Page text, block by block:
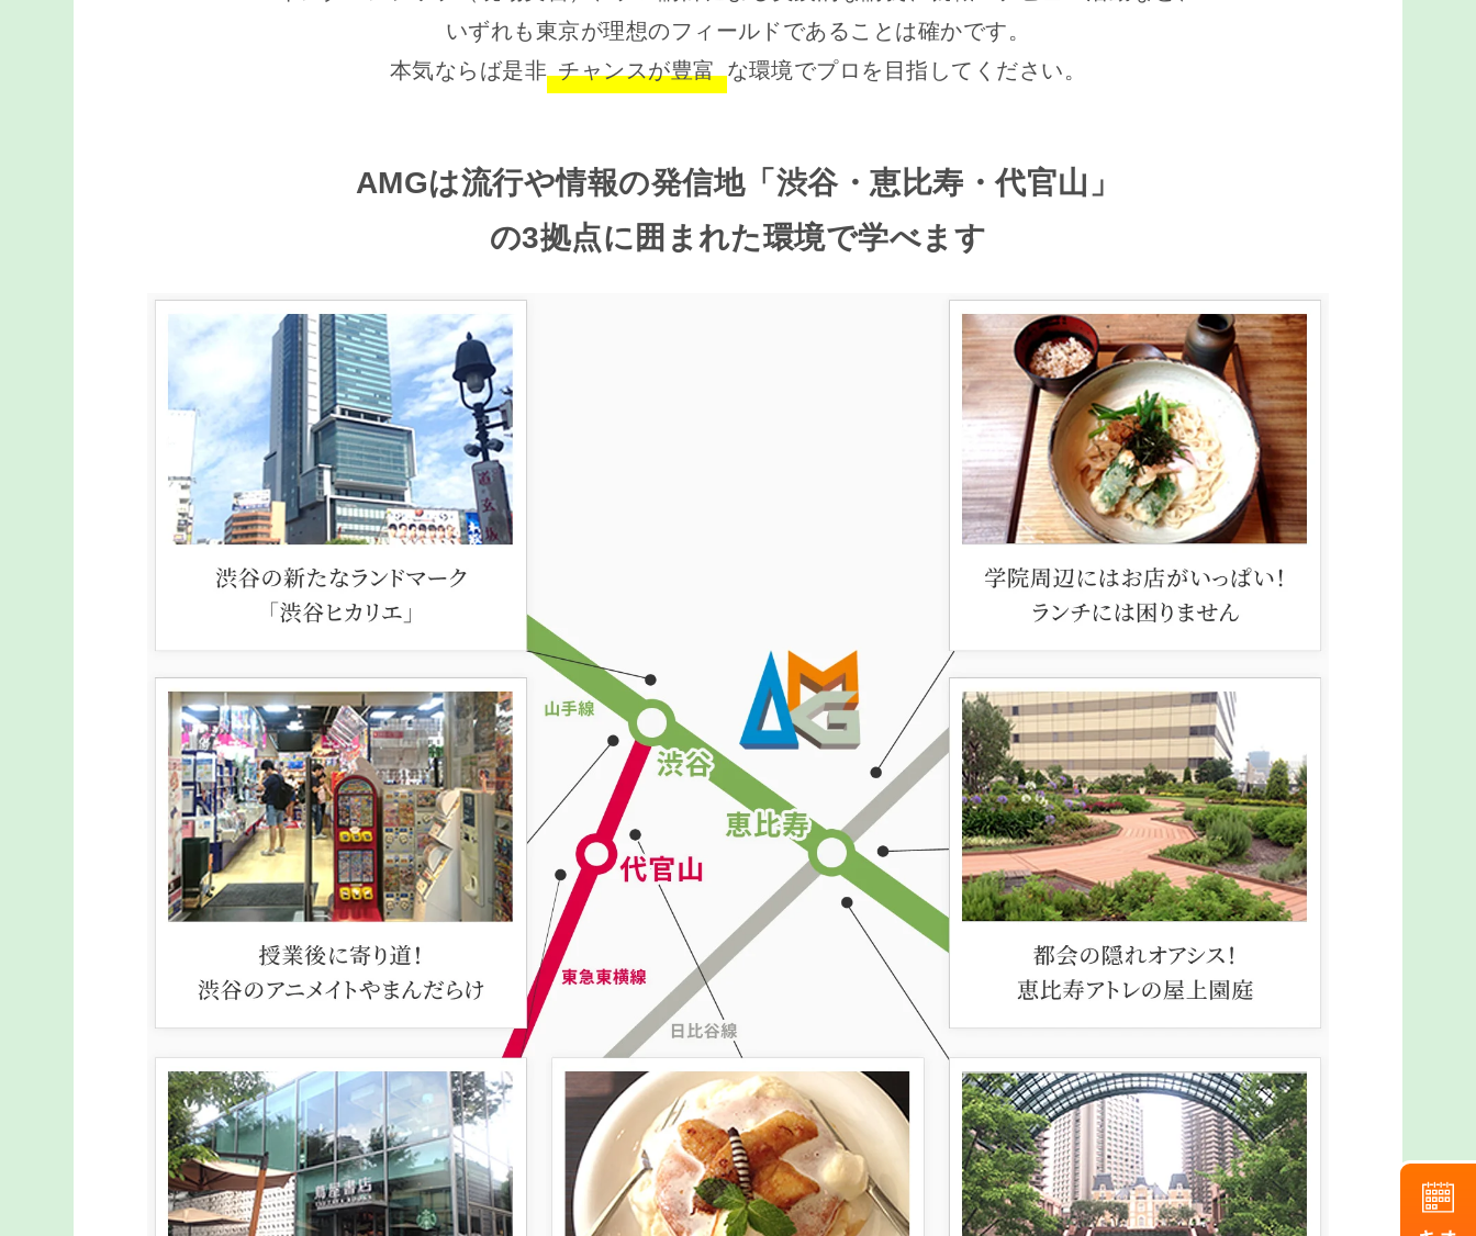
いずれも東京が理想のフィールドであることは確かです。
本気ならば是非 チャンスが豊富 な環境でプロを目指してください。
AMGは流行や情報の発信地「渋谷・恵比寿・代官山」
の3拠点に囲まれた環境で学べます